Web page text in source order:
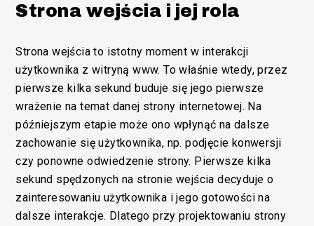
Strona wejścia i jej rola
Strona wejścia to istotny moment w interakcji
użytkownika z witryną www. To właśnie wtedy, przez
pierwsze kilka sekund buduje się jego pierwsze
wrażenie na temat danej strony internetowej. Na
późniejszym etapie może ono wpłynąć na dalsze
zachowanie się użytkownika, np. podjęcie konwersji
czy ponowne odwiedzenie strony. Pierwsze kilka
sekund spędzonych na stronie wejścia decyduje o
zainteresowaniu użytkownika i jego gotowości na
dalsze interakcje. Dlatego przy projektowaniu strony